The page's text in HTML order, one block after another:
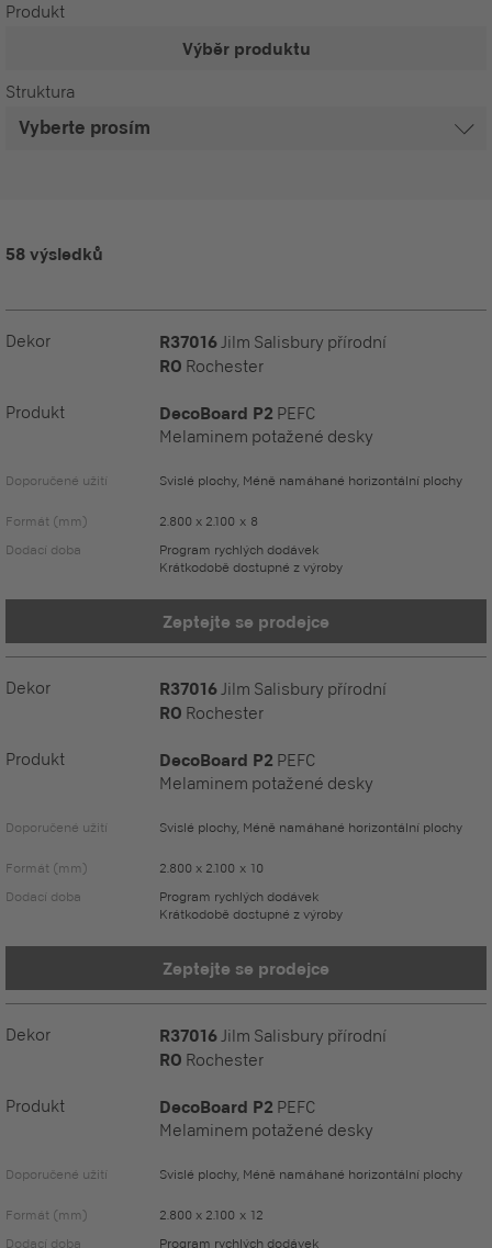
Produkt
Výběr produktu
Struktura
58 výsledků
Dekor R37016Jilm Salisbury přírodní
RO Rochester
Produkt DecoBoard P2 PEFC
Melaminem potažené desky
Doporučené užití Svislé plochy, Méně namáhané horizontální plochy
Formát (mm)
2.800 x 2.100 x 8
Dodací doba
Program rychlých dodávek
Krátkodobě dostupné z výroby
Zeptejte se prodejce
Dekor R37016Jilm Salisbury přírodní
RO Rochester
Produkt DecoBoard P2 PEFC
Melaminem potažené desky
Doporučené užití Svislé plochy, Méně namáhané horizontální plochy
Formát (mm)
2.800 x 2.100 x 10
Dodací doba
Program rychlých dodávek
Krátkodobě dostupné z výroby
Zeptejte se prodejce
Dekor R37016Jilm Salisbury přírodní
RO Rochester
Produkt DecoBoard P2 PEFC
Melaminem potažené desky
Doporučené užití Svislé plochy, Méně namáhané horizontální plochy
Formát (mm)
2.800 x 2.100 x 12
Dodací doba
Program rychlých dodávek